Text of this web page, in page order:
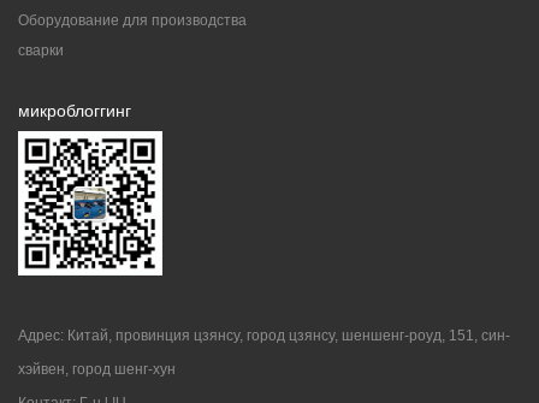
Оборудование для производства
сварки
микроблоггинг
Адрес: Китай, провинция цзянсу, город цзянсу, шеншенг-роуд, 151, син-
хэйвен, город шенг-хун